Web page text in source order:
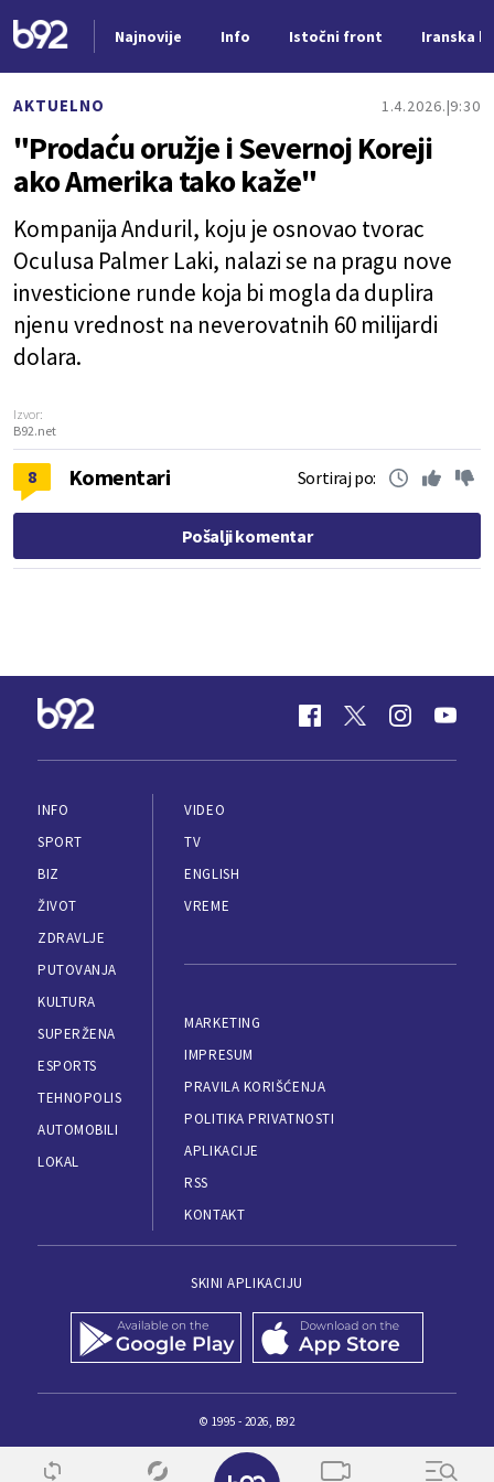
Najnovije Info Istočni front Iranska
AKTUELNO 1.4.2026. 9:30
"Prodaću oružje i Severnoj Koreji
ako Amerika tako kaže"
Kompanija Anduril, koju je osnovao tvorac
Oculusa Palmer Laki, nalazi se na pragu nove
investicione runde koja bi mogla da duplira
njenu vrednost na neverovatnih 60 milijardi
dolara.
Izvor:
B92.net
8 Komentari Sortiraj po:
Pošalji komentar
INFO
SPORT
BIZ
ŽIVOT
ZDRAVLJE
PUTOVANJA
KULTURA
SUPERŽENA
ESPORTS
TEHNOPOLIS
AUTOMOBILI
LOKAL
VIDEO
TV
ENGLISH
VREME
MARKETING
IMPRESUM
PRAVILA KORIŠĆENJA
POLITIKA PRIVATNOSTI
APLIKACIJE
RSS
KONTAKT
SKINI APLIKACIJU
© 1995 - 2026, B92